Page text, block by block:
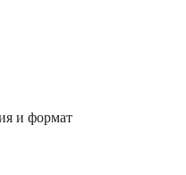
и формат